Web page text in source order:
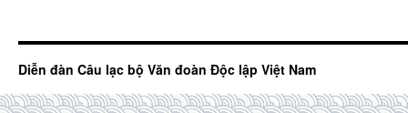
Diễn đàn Câu lạc bộ Văn đoàn Độc lập Việt Nam